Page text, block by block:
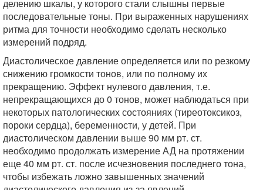
делению шкалы, у которого стали слышны первые
последовательные тоны. При выраженных нарушениях
ритма для точности необходимо сделать несколько
измерений подряд.
Диастолическое давление определяется или по резкому
снижению громкости тонов, или по полному их
прекращению. Эффект нулевого давления, т.е.
непрекращающихся до 0 тонов, может наблюдаться при
некоторых патологических состояниях (тиреотоксикоз,
пороки сердца), беременности, у детей. При
диастолическом давлении выше 90 мм рт. ст.
необходимо продолжать измерение АД на протяжении
еще 40 мм рт. ст. после исчезновения последнего тона,
чтобы избежать ложно завышенных значений